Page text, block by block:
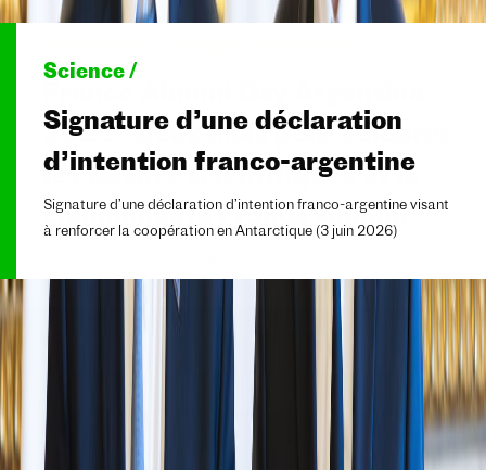
Science /
Signature d’une déclaration
d’intention franco-argentine
Signature d’une déclaration d’intention franco-argentine visant
à renforcer la coopération en Antarctique (3 juin 2026)
Livre /
Presentación del libro “Hay un
solo amor”, de Santiago
Amigorena
En el marco del Festival de Cine Francés